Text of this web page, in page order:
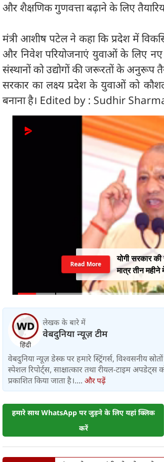
और शैक्षणिक गुणवत्ता बढ़ाने के लिए
मंत्री आशीष पटेल ने कहा कि प्रदेश में
और निवेश परियोजनाएं युवाओं के लिए
संस्थानों को उद्योगों की जरूरतों के अनुरूप
सरकार का लक्ष्य प्रदेश के युवाओं को
बनाना है। Edited by : Sudhir
योगी सरकार
मात्र तीन
Read More
लेखक के बारे में
वेबदुनिया न्यूज़ टीम
वेबदुनिया न्यूज़ डेस्क पर हमारे स्ट्रिंगर्स, विश्वसनीय
स्पेशल रिपोर्ट्स, साक्षात्कार तथा रीयल-टाइम अपडेट्स
प्रकाशित किया जाता है।.... और पढ़ें
हमारे साथ WhatsApp पर जुड़ने के लिए यहां क्लिक
करें